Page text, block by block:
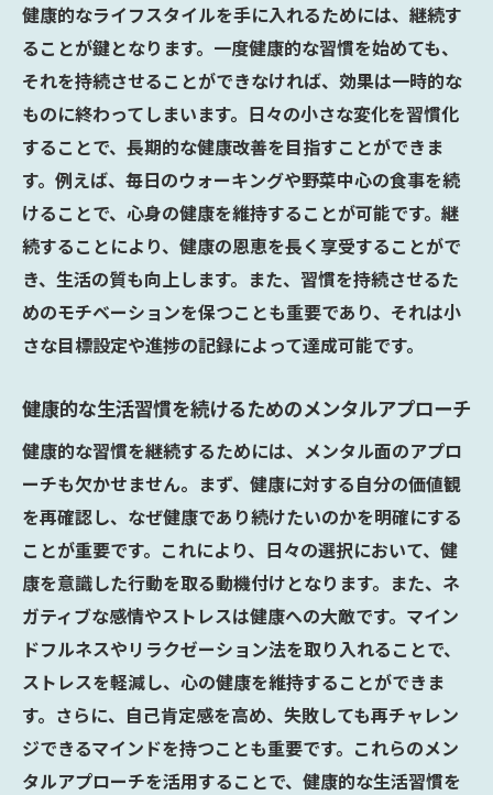
健康的なライフスタイルを手に入れるためには、継続す
ることが鍵となります。一度健康的な習慣を始めても、
それを持続させることができなければ、効果は一時的な
ものに終わってしまいます。日々の小さな変化を習慣化
することで、長期的な健康改善を目指すことができま
す。例えば、毎日のウォーキングや野菜中心の食事を続
けることで、心身の健康を維持することが可能です。継
続することにより、健康の恩恵を長く享受することがで
き、生活の質も向上します。また、習慣を持続させるた
めのモチベーションを保つことも重要であり、それは小
さな目標設定や進捗の記録によって達成可能です。
健康的な生活習慣を続けるためのメンタルアプローチ
健康的な習慣を継続するためには、メンタル面のアプロ
ーチも欠かせません。まず、健康に対する自分の価値観
を再確認し、なぜ健康であり続けたいのかを明確にする
ことが重要です。これにより、日々の選択において、健
康を意識した行動を取る動機付けとなります。また、ネ
ガティブな感情やストレスは健康への大敵です。マイン
ドフルネスやリラクゼーション法を取り入れることで、
ストレスを軽減し、心の健康を維持することができま
す。さらに、自己肯定感を高め、失敗しても再チャレン
ジできるマインドを持つことも重要です。これらのメン
タルアプローチを活用することで、健康的な生活習慣を